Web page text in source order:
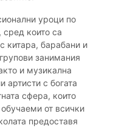
уроци по
които са
китара, барабани и
занимания
и музикална
артисти с богата
сфера, които
от всички
предоставя